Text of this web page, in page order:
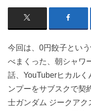
今回は、0円餃子とい
べまくった、朝シャワ
話、YouTuberヒカル
ンプーをサブスクで契
士ガンダム ジークアク